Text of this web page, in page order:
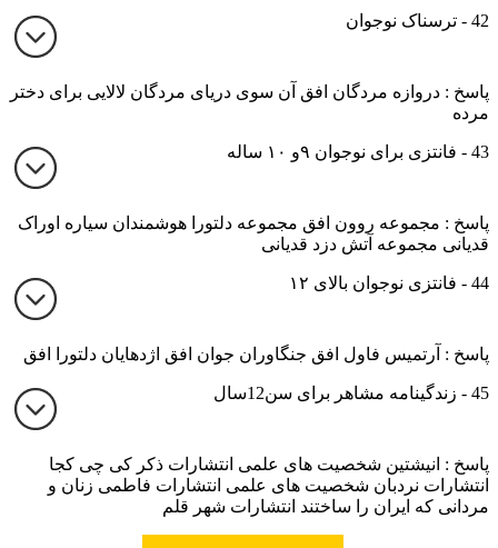
42 - ترسناک نوجوان
پاسخ : دروازه مردگان افق آن سوی دریای مردگان لالایی برای دختر
مرده
43 - فانتزی برای نوجوان ۹و ۱۰ ساله
پاسخ : مجموعه روون افق مجموعه دلتورا هوشمندان سیاره اوراک
قدیانی مجموعه آتش دزد قدیانی
44 - فانتزی نوجوان بالای ۱۲
پاسخ : آرتمیس فاول افق جنگاوران جوان افق اژدهایان دلتورا افق
45 - زندگینامه مشاهر برای سن12سال
پاسخ : انیشتین شخصیت های علمی انتشارات ذکر کی چی کجا
انتشارات نردبان شخصیت های علمی انتشارات فاطمی زنان و
مردانی که ایران را ساختند انتشارات شهر قلم